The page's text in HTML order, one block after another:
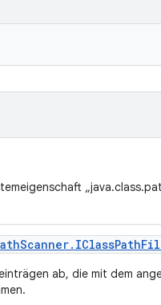
Scanner. IClassPath
ab, die mit dem